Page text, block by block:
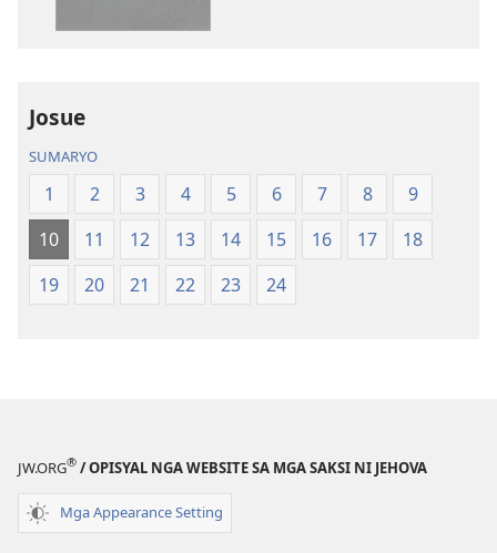
Balaang
Kasulatan
(Gihubad
New
Balaang
Kasulatan
(Gihubad
New
Josue
SUMARYO
1 2 3 4 5 6 7 8
9
10
11 12 13 14 15 16 17
18
19
20 21 22 23 24
JW.ORG® / OPISYAL NGA WEBSITE SA MGA SAKSI NI JEHOVA
Mga Appearance Setting